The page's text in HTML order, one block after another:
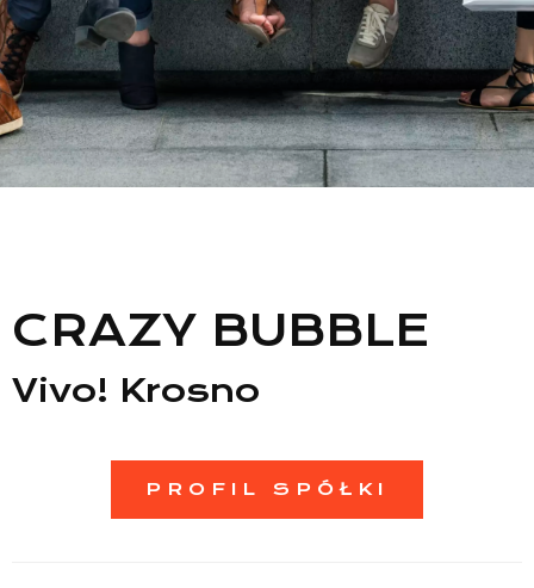
Lista sklepów
Informacje
CRAZY BUBBLE
Vivo! Krosno
PROFIL SPÓŁKI